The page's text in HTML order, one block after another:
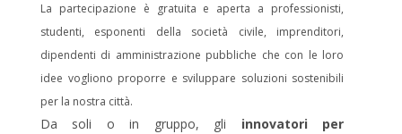
La partecipazione è gratuita e aperta a professionisti,
studenti, esponenti della società civile, imprenditori,
dipendenti di amministrazione pubbliche che con le loro
idee vogliono proporre e sviluppare soluzioni sostenibili
per la nostra città.
Da soli o in gruppo, gli innovatori per